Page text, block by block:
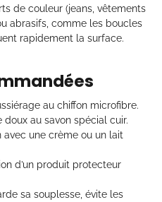
de couleur (jeans, vêtements
abrasifs, comme les boucles
rapidement la surface.
au chiffon microfibre.
doux au savon spécial cuir.
avec une crème ou un lait
d’un produit protecteur
sa souplesse, évite les